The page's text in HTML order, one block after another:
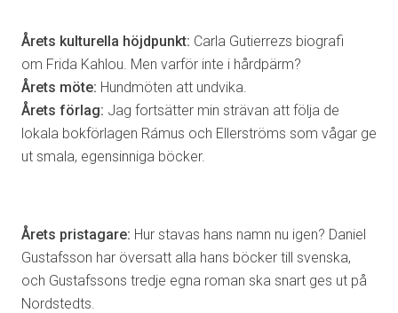
Årets kulturella höjdpunkt: Carla Gutierrezs biografi
om Frida Kahlou. Men varför inte i hårdpärm?
Årets möte: Hundmöten att undvika.
Årets förlag: Jag fortsätter min strävan att följa de
lokala bokförlagen Rámus och Ellerströms som vågar ge
ut smala, egensinniga böcker.
Årets pristagare: Hur stavas hans namn nu igen? Daniel
Gustafsson har översatt alla hans böcker till svenska,
och Gustafssons tredje egna roman ska snart ges ut på
Nordstedts.